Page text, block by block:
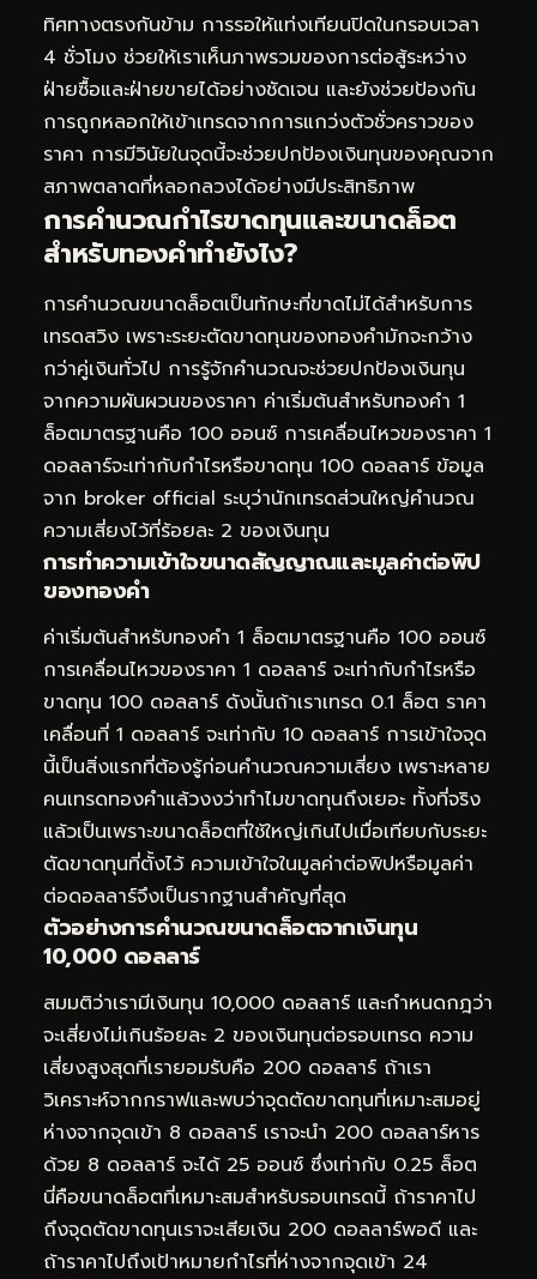
ทิศทางตรงกันข้าม การรอให้แท่งเทียนปิดในกรอบเวลา
4 ชั่วโมง ช่วยให้เราเห็นภาพรวมของการต่อสู้ระหว่าง
ฝ่ายซื้อและฝ่ายขายได้อย่างชัดเจน และยังช่วยป้องกัน
การถูกหลอกให้เข้าเทรดจากการแกว่งตัวชั่วคราวของ
ราคา การมีวินัยในจุดนี้จะช่วยปกป้องเงินทุนของคุณจาก
สภาพตลาดที่หลอกลวงได้อย่างมีประสิทธิภาพ
การคำนวณกำไรขาดทุนและขนาดล็อต
สำหรับทองคำทำยังไง?
การคำนวณขนาดล็อตเป็นทักษะที่ขาดไม่ได้สำหรับการ
เทรดสวิง เพราะระยะตัดขาดทุนของทองคำมักจะกว้าง
กว่าคู่เงินทั่วไป การรู้จักคำนวณจะช่วยปกป้องเงินทุน
จากความผันผวนของราคา ค่าเริ่มต้นสำหรับทองคำ 1
ล็อตมาตรฐานคือ 100 ออนซ์ การเคลื่อนไหวของราคา 1
ดอลลาร์จะเท่ากับกำไรหรือขาดทุน 100 ดอลลาร์ ข้อมูล
จาก broker official ระบุว่านักเทรดส่วนใหญ่คำนวณ
ความเสี่ยงไว้ที่ร้อยละ 2 ของเงินทุน
การทำความเข้าใจขนาดสัญญาณและมูลค่าต่อพิป
ของทองคำ
ค่าเริ่มต้นสำหรับทองคำ 1 ล็อตมาตรฐานคือ 100 ออนซ์
การเคลื่อนไหวของราคา 1 ดอลลาร์ จะเท่ากับกำไรหรือ
ขาดทุน 100 ดอลลาร์ ดังนั้นถ้าเราเทรด 0.1 ล็อต ราคา
เคลื่อนที่ 1 ดอลลาร์ จะเท่ากับ 10 ดอลลาร์ การเข้าใจจุด
นี้เป็นสิ่งแรกที่ต้องรู้ก่อนคำนวณความเสี่ยง เพราะหลาย
คนเทรดทองคำแล้วงงว่าทำไมขาดทุนถึงเยอะ ทั้งที่จริง
แล้วเป็นเพราะขนาดล็อตที่ใช้ใหญ่เกินไปเมื่อเทียบกับระยะ
ตัดขาดทุนที่ตั้งไว้ ความเข้าใจในมูลค่าต่อพิปหรือมูลค่า
ต่อดอลลาร์จึงเป็นรากฐานสำคัญที่สุด
ตัวอย่างการคำนวณขนาดล็อตจากเงินทุน
10,000 ดอลลาร์
สมมติว่าเรามีเงินทุน 10,000 ดอลลาร์ และกำหนดกฎว่า
จะเสี่ยงไม่เกินร้อยละ 2 ของเงินทุนต่อรอบเทรด ความ
เสี่ยงสูงสุดที่เรายอมรับคือ 200 ดอลลาร์ ถ้าเรา
วิเคราะห์จากกราฟและพบว่าจุดตัดขาดทุนที่เหมาะสมอยู่
ห่างจากจุดเข้า 8 ดอลลาร์ เราจะนำ 200 ดอลลาร์หาร
ด้วย 8 ดอลลาร์ จะได้ 25 ออนซ์ ซึ่งเท่ากับ 0.25 ล็อต
นี่คือขนาดล็อตที่เหมาะสมสำหรับรอบเทรดนี้ ถ้าราคาไป
ถึงจุดตัดขาดทุนเราจะเสียเงิน 200 ดอลลาร์พอดี และ
ถ้าราคาไปถึงเป้าหมายกำไรที่ห่างจากจุดเข้า 24